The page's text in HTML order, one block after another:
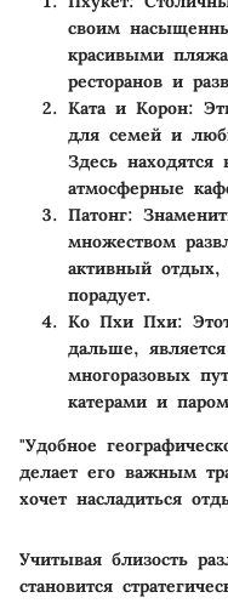
своим
красивыми
ресторанов и
Ката и Корон:
для семей и
Здесь
атмосферные
Патонг:
множеством
активный отдых,
порадует.
Ко Пхи Пхи:
дальше,
многоразовых
катерами и
"Удобное
делает его важным
хочет насладиться
Учитывая близость
становится